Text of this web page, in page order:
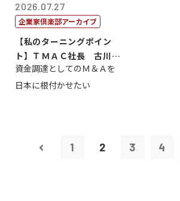
2026.07.27
企業家倶楽部アーカイブ
【私のターニングポイン
ト】ＴＭＡＣ社長 古川英
一
資金調達としてのＭ＆Ａを
日本に根付かせたい
1 2 3 4